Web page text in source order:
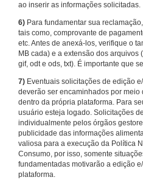
ao inserir as informações solicitadas.
6) Para fundamentar sua
tais como, comprovante de
etc. Antes de anexá-los, verifique o
MB cada) e a extensão dos arquivos
gif, odt e ods, txt). É importante que
7) Eventuais solicitações de edição
deverão ser encaminhados por meio
dentro da própria plataforma. Para
usuário esteja logado. Solicitações
individualmente pelos órgãos
publicidade das informações
valiosa para a execução da Política
Consumo, por isso, somente
fundamentadas motivarão a edição
plataforma.